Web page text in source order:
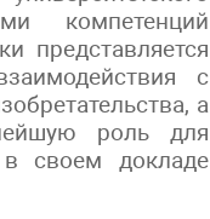
компетенций
представляется
с
а
роль для
в своем докладе